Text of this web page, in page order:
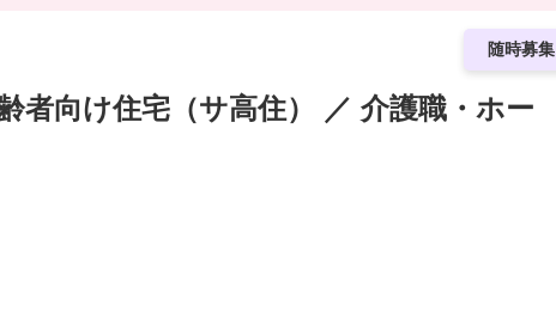
随時募集
者向け住宅（サ高住） ／ 介護職・ホー